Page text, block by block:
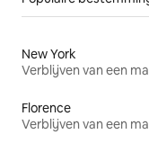
New York
Verblijven van een
Florence
Verblijven van een